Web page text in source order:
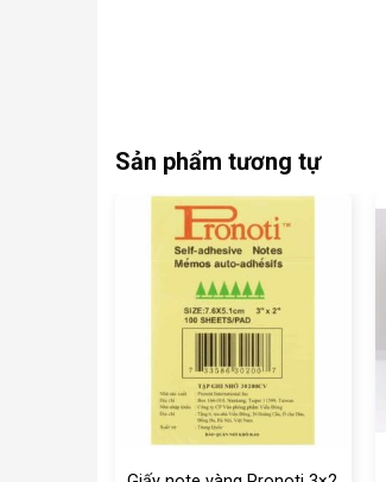
Sản phẩm tương tự